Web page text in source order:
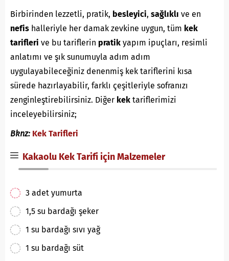
Birbirinden lezzetli, pratik, besleyici, sağlıklı ve en
nefis halleriyle her damak zevkine uygun, tüm kek
tarifleri ve bu tariflerin pratik yapım ipuçları, resimli
anlatımı ve şık sunumuyla adım adım
uygulayabileceğiniz denenmiş kek tariflerini kısa
sürede hazırlayabilir, farklı çeşitleriyle sofranızı
zenginleştirebilirsiniz. Diğer kek tariflerimizi
inceleyebilirsiniz;
Bknz: Kek Tarifleri
Kakaolu Kek Tarifi için Malzemeler
3 adet yumurta
1,5 su bardağı şeker
1 su bardağı sıvı yağ
1 su bardağı süt